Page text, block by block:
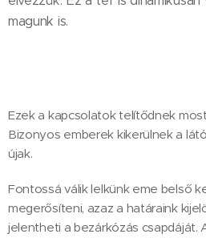
magunk is.
Ezek a kapcsolatok telítődnek
Bizonyos emberek kikerülnek a
újak.
Fontossá válik lelkünk eme belső
megerősíteni, azaz a határaink
jelentheti a bezárkózás csapdáját.